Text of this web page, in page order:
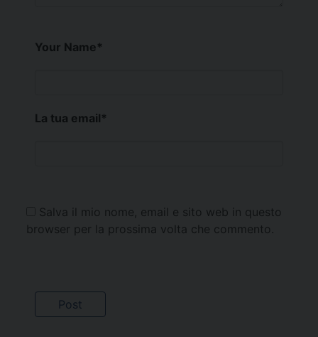
Your Name*
La tua email*
Salva il mio nome, email e sito web in questo
browser per la prossima volta che commento.